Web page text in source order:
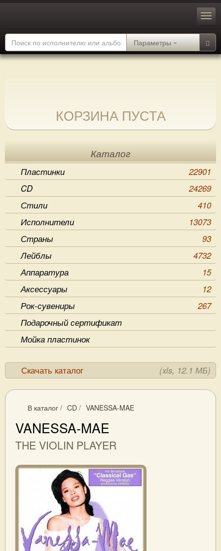
Параметры
КОРЗИНА ПУСТА
Каталог
Пластинки
22901
CD
24269
Стили
410
Исполнители
13073
Страны
93
Лейблы
4732
Аппаратура
15
Аксессуары
12
Рок-сувениры
267
Подарочный сертификат
Мойка пластинок
Скачать каталог (xls, 12.1 МБ)
В каталог / CD / VANESSA-MAE
VANESSA-MAE
THE VIOLIN PLAYER